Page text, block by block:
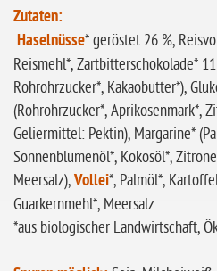
Zutaten:
Haselnüsse* geröstet 26 %,
Reismehl*, Zartbitterschokolade*
Rohrohrzucker*, Kakaobutter*),
(Rohrohrzucker*, Aprikosenmark*,
Geliermittel: Pektin), Margarine*
Sonnenblumenöl*, Kokosöl*,
Meersalz),Vollei*, Palmöl*,
Guarkernmehl*, Meersalz
*aus biologischer Landwirtschaft,